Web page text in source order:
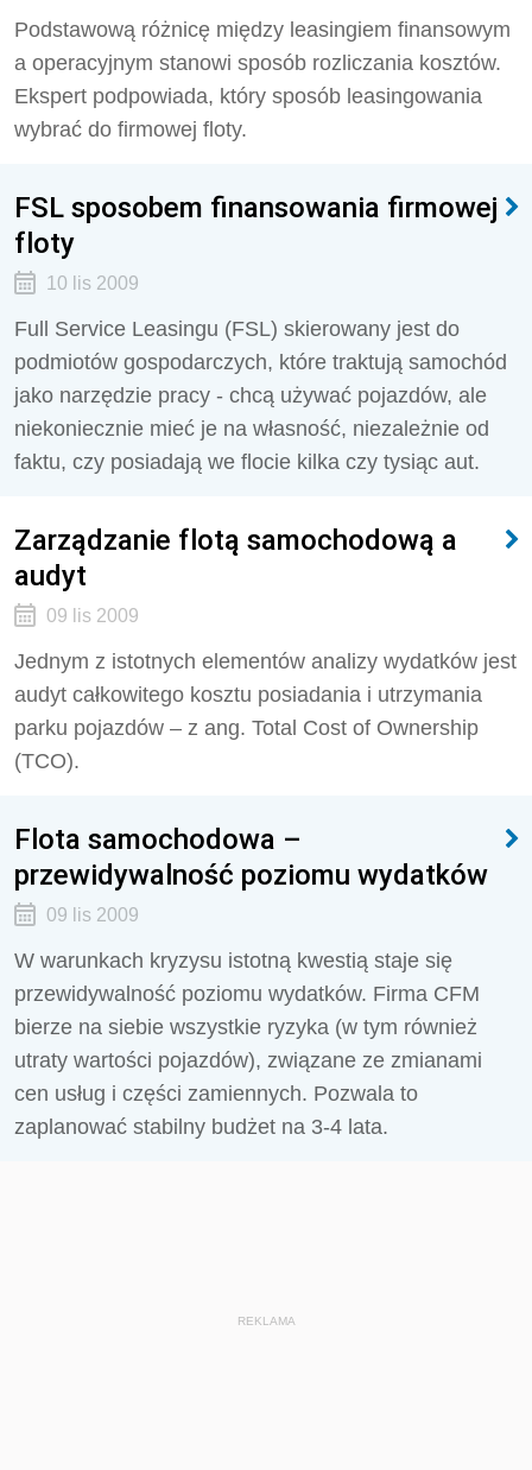
Podstawową różnicę między leasingiem finansowym
a operacyjnym stanowi sposób rozliczania kosztów.
Ekspert podpowiada, który sposób leasingowania
wybrać do firmowej floty.
FSL sposobem finansowania firmowej
floty
10 lis 2009
Full Service Leasingu (FSL) skierowany jest do
podmiotów gospodarczych, które traktują samochód
jako narzędzie pracy - chcą używać pojazdów, ale
niekoniecznie mieć je na własność, niezależnie od
faktu, czy posiadają we flocie kilka czy tysiąc aut.
Zarządzanie flotą samochodową a
audyt
09 lis 2009
Jednym z istotnych elementów analizy wydatków jest
audyt całkowitego kosztu posiadania i utrzymania
parku pojazdów – z ang. Total Cost of Ownership
(TCO).
Flota samochodowa –
przewidywalność poziomu wydatków
09 lis 2009
W warunkach kryzysu istotną kwestią staje się
przewidywalność poziomu wydatków. Firma CFM
bierze na siebie wszystkie ryzyka (w tym również
utraty wartości pojazdów), związane ze zmianami
cen usług i części zamiennych. Pozwala to
zaplanować stabilny budżet na 3-4 lata.
REKLAMA